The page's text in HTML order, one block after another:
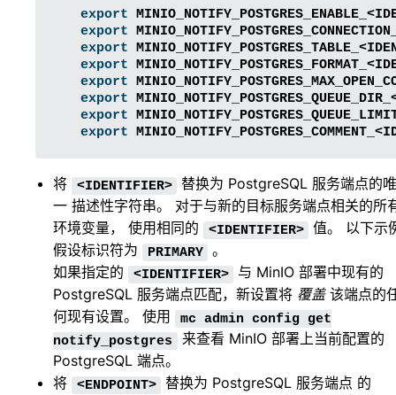
export
export
export
export
export
export
export
export
将 <IDENTIFIER>
替换为 PostgreSQL 服务端点的
一 描述性字符串。 对于与新的目标服务端点相关的所
环境变量， 使用相同的
<IDENTIFIER>
值。 以下示
假设标识符为
PRIMARY
。
如果指定的
<IDENTIFIER>
与 MinIO 部署中现有的
PostgreSQL 服务端点匹配，新设置将 覆盖该端点的
何现有设置。 使用
mc admin config
get
notify_postgres
来查看 MinIO 部署上当前配置的
PostgreSQL 端点。
将
<ENDPOINT>
替换为 PostgreSQL 服务端点 的